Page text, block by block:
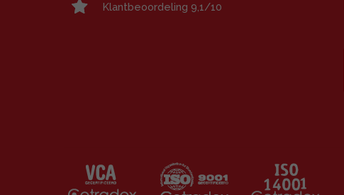
Klantbeoordeling 9,1/10